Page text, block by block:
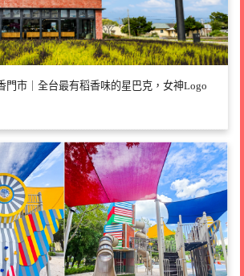
門市｜全台最有稻香味的星巴克，女神Logo